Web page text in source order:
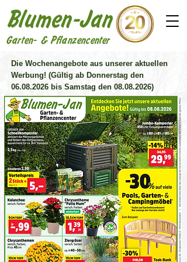
Blumen-Jan
Garten- & Pflanzencenter
Die Wochenangebote aus unserer aktuellen
Werbung! (Gültig ab Donnerstag den
06.08.2026 bis Samstag den 08.08.2026)